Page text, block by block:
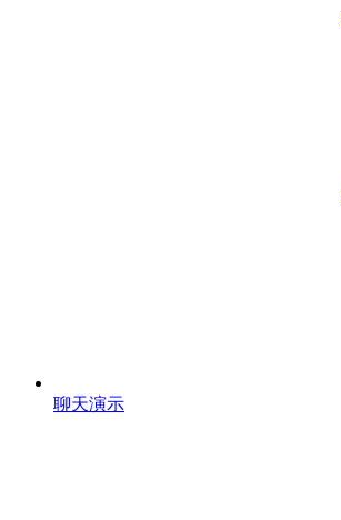
聊天演示